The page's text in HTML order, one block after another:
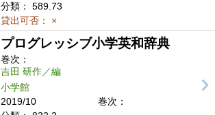
分類：
589.73
貸出可否：
×
プログレッシブ小学英和辞典
巻次：
吉田 研作／編
小学館
2019/10
巻次：